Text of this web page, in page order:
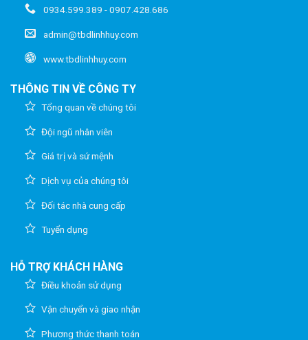
0934.599.389 - 0907.428.686
admin@tbdlinhhuy.com
www.tbdlinhhuy.com
THÔNG TIN VỀ CÔNG TY
Tổng quan về chúng tôi
Đội ngũ nhân viên
Giá trị và sứ mệnh
Dịch vụ của chúng tôi
Đối tác nhà cung cấp
Tuyển dụng
HỖ TRỢ KHÁCH HÀNG
Điều khoản sử dụng
Vận chuyển và giao nhận
Phương thức thanh toán